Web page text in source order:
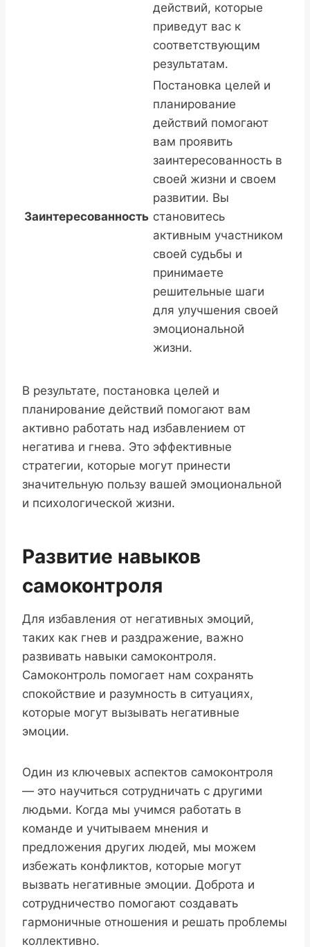
действий, которые
приведут вас к
соответствующим
результатам.
Заинтересованность
Постановка целей и
планирование
действий помогают
вам проявить
заинтересованность в
своей жизни и своем
развитии. Вы
становитесь
активным участником
своей судьбы и
принимаете
решительные шаги
для улучшения своей
эмоциональной
жизни.
В результате, постановка целей и
планирование действий помогают вам
активно работать над избавлением от
негатива и гнева. Это эффективные
стратегии, которые могут принести
значительную пользу вашей эмоциональной
и психологической жизни.
Развитие навыков
самоконтроля
Для избавления от негативных эмоций,
таких как гнев и раздражение, важно
развивать навыки самоконтроля.
Самоконтроль помогает нам сохранять
спокойствие и разумность в ситуациях,
которые могут вызывать негативные
эмоции.
Один из ключевых аспектов самоконтроля
— это научиться сотрудничать с другими
людьми. Когда мы учимся работать в
команде и учитываем мнения и
предложения других людей, мы можем
избежать конфликтов, которые могут
вызвать негативные эмоции. Доброта и
сотрудничество помогают создавать
гармоничные отношения и решать проблемы
коллективно.